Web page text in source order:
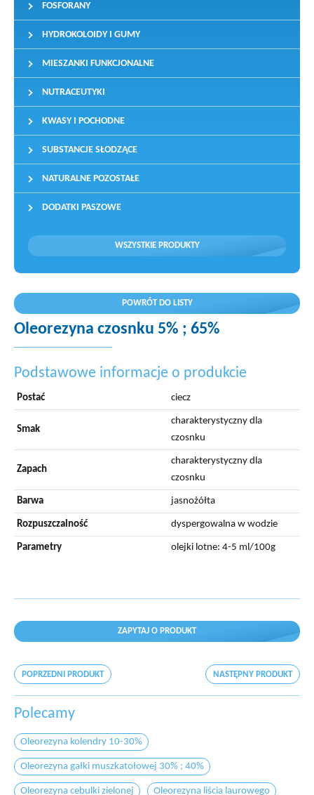
FOSFORANY
HYDROKOLOIDY I GUMY
MIESZANKI FUNKCJONALNE
NUTRACEUTYKI
KWASY I POCHODNE
SUBSTANCJE SŁODZĄCE
NATURALNE POZOSTAŁE
DODATKI PASZOWE
WSZYSTKIE PRODUKTY
POWRÓT DO LISTY
Oleorezyna czosnku 5% ; 65%
Podstawowe informacje o produkcie
Postać ciecz
Smak
charakterystyczny dla
czosnku
Zapach
charakterystyczny dla
czosnku
Barwa jasnożółta
Rozpuszczalność dyspergowalna w wodzie
Parametry olejki lotne: 4-5 ml/100g
ZAPYTAJ O PRODUKT
POPRZEDNI PRODUKT NASTĘPNY PRODUKT
Polecamy
Oleorezyna kolendry 10-30%
Oleorezyna gałki muszkatołowej 30% ; 40%
Oleorezyna cebulki zielonej Oleorezyna liścia laurowego